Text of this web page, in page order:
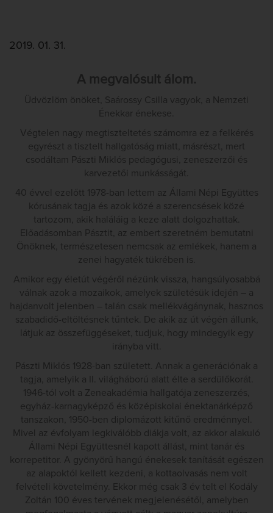
2019. 01. 31.
A megvalósult álom.
Üdvözlöm önöket, Saárossy Csilla vagyok, a Nemzeti
Énekkar énekese.
Végtelen nagy megtiszteltetés számomra ez a felkérés
egyrészt a tisztelt hallgatóság miatt, másrészt, mert
csodáltam Pászti Miklós pedagógusi, zeneszerzői és
karvezetői munkásságát.
40 évvel ezelőtt 1978-ban lettem az Állami Népi Együttes
kórusának tagja és azok közé a szerencsések közé
tartozom, akik haláláig a keze alatt dolgozhattak.
Előadásomban Pásztit, az embert szeretném bemutatni
Önöknek, természetesen nemcsak az emlékek, hanem a
zenei hagyaték tükrében is.
Amikor egy életút végéről nézünk vissza, hangsúlyosabbá
válnak azok a mozaikok, amelyek születésük idején – a
hajdanvolt jelenben – talán csak mellékvágánynak, hasznos
szabadidő-eltöltésnek tűntek. De akik az út végén állunk,
látjuk az összefüggéseket, tudjuk, hogy mindegyik egy
irányba vitt.
Pászti Miklós 1928-ban született. Annak a generációnak a
tagja, amelyik a II. világháború alatt élte a serdülőkorát.
1946-tól volt a Zeneakadémia hallgatója zeneszerzés,
egyház-karnagyképző és középiskolai énektanárképző
tanszakon, 1950-ben diplomázott kitűnő eredménnyel.
Mivel az évfolyam legkiválóbb diákja volt, az akkor alakuló
Állami Népi Együttesnél kapott állást, mint tanár és
korrepetitor. A gyönyörű hangú énekesek tanítását egészen
az alapoktól kellett kezdeni, a kottaolvasás nem volt
felvételi követelmény. Ekkor még csak 3 év telt el Kodály
Zoltán 100 éves tervének megjelenésétől, amelyben